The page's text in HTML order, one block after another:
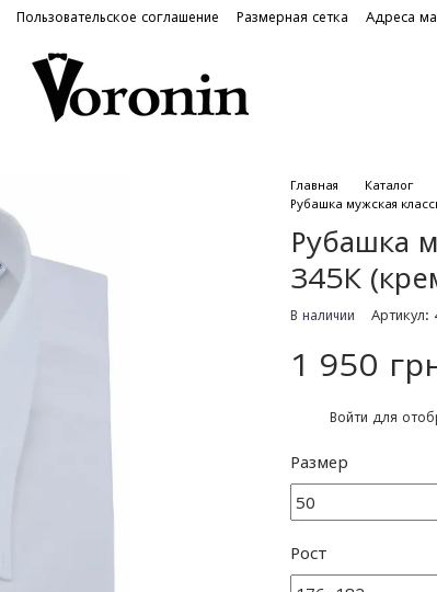
Пользовательское соглашение Размерная сетка Адреса
Главная Каталог
Рубашка мужская
Рубашка
345К
В наличии Артикул:
1 950
Войти для
Размер
Рост